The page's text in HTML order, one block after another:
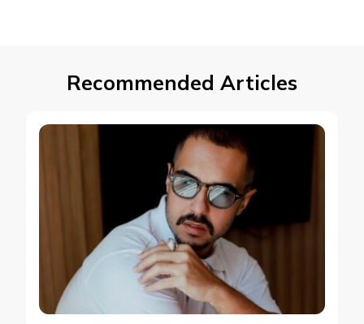
Recommended Articles